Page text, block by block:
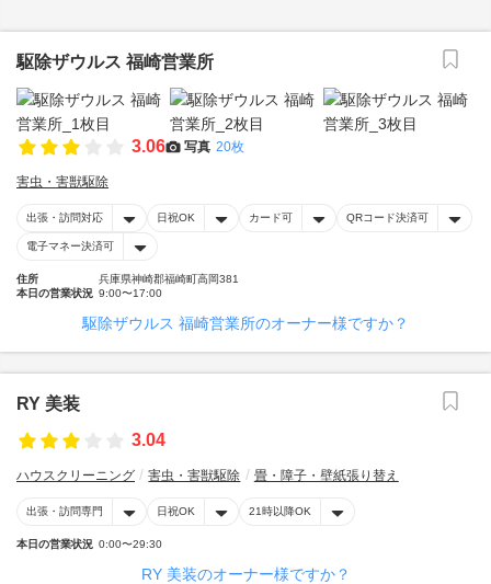
駆除ザウルス 福崎営業所
3.06 写真 20枚
害虫・害獣駆除
出張・訪問対応 日祝OK カード可 QRコード決済可
電子マネー決済可
住所
兵庫県神崎郡福崎町高岡381
本日の営業状況 9:00〜17:00
駆除ザウルス 福崎営業所のオーナー様ですか？
RY 美装
3.04
ハウスクリーニング 害虫・害獣駆除 畳・障子・壁紙張り替え
出張・訪問専門 日祝OK 21時以降OK
本日の営業状況 0:00〜29:30
RY 美装のオーナー様ですか？